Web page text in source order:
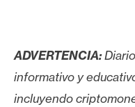
ADVERTENCIA:
informativo y
incluyendo